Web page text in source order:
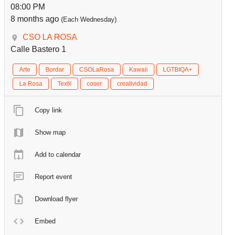
08:00 PM
8 months ago (Each Wednesday)
CSO LA ROSA
Calle Bastero 1
Arte Bordar CSOLaRosa Kawaii
LGTBIQA+
La Rosa
Textil coser creatividad
Copy link
Show map
Add to calendar
Report event
Download flyer
Embed